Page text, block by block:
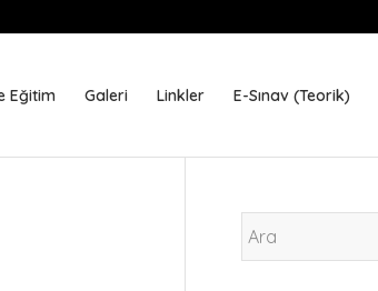
Eğitim Galeri Linkler E-Sınav (Teorik)